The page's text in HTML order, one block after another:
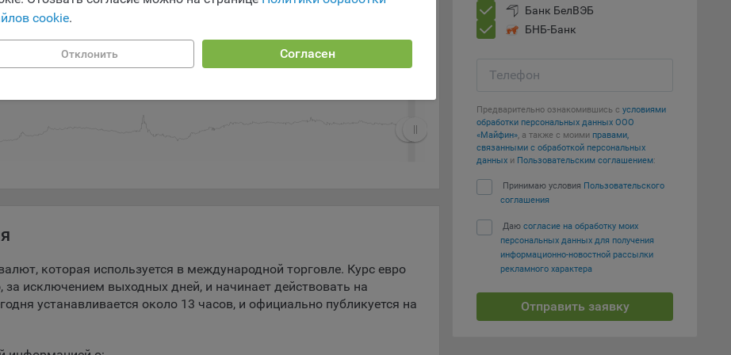
cookie.
Согласен
Отклонить
может использовать файлы cookie для рекламирования услуг
сайта «bankibel.by» на сторонних веб-сайтах. Например, если
рекламу Общества на некоторых сторонних веб-сайтах.
Общества. С помощью данной процедуры Общество также регулирует и
совершать повторный выбор предпочтений куки, языковой
настроек файлов cookie на сайте субъекты персональных данных
Июль 16 Июль 20 Июль 24 Июль 28 Авг Авг 05
которая используется в международной торговле. Курс евро
за исключением выходных дней, и начинает действовать на
устанавливается около 13 часов, и официально публикуется на
Банк БелВЭБ
БНБ-Банк
Телефон
Предварительно ознакомившись с условиями
обработки персональных данных ООО
«Майфин», а также с моими правами,
связанными с обработкой персональных
данных и Пользовательским соглашением:
Принимаю условия Пользовательского
соглашения
Даю согласие на обработку моих
персональных данных для получения
информационно-новостной рассылки
рекламного характера
Отправить заявку